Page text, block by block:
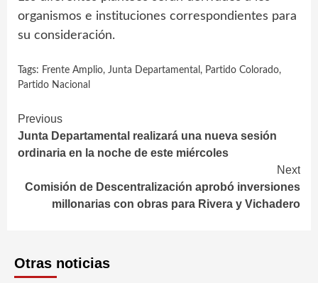
organismos e instituciones correspondientes para
su consideración.
Tags: Frente Amplio, Junta Departamental , Partido Colorado,
Partido Nacional
Continue
Reading
Previous
Junta Departamental realizará una nueva sesión
ordinaria en la noche de este miércoles
Next
Comisión de Descentralización aprobó inversiones
millonarias con obras para Rivera y Vichadero
Otras noticias